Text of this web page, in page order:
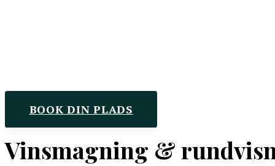
BOOK DIN PLADS
Vinsmagning &